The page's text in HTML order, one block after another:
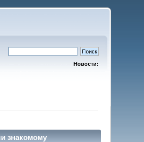
Новости:
знакомому